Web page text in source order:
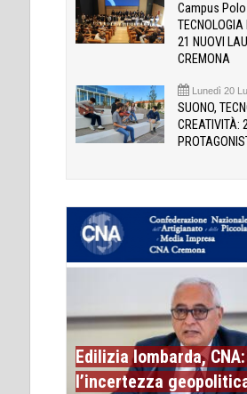
Campus Polo
TECNOLOGIA
21 NUOVI
CREMONA
Lunedì 20
SUONO,
CREATIVITÀ:
Edilizia lombarda,
l’incertezza